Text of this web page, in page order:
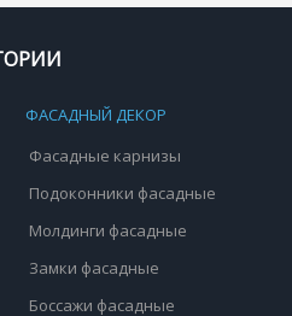
ФАСАДНЫЙ ДЕКОР
Фасадные карнизы
Подоконники фасадные
Молдинги фасадные
Замки фасадные
Боссажи фасадные